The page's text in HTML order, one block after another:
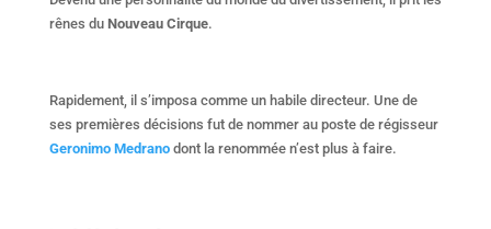
rênes du Nouveau Cirque.
Rapidement, il s’imposa comme un habile directeur. Une de
ses premières décisions fut de nommer au poste de régisseur
Geronimo Medrano dont la renommée n’est plus à faire.